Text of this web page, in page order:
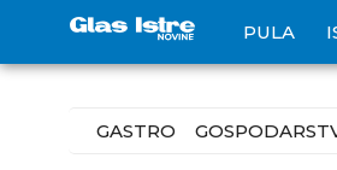
PULA
GASTRO